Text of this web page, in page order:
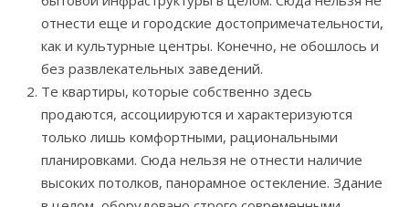
отнести еще и городские достопримечательности,
как и культурные центры. Конечно, не обошлось и
без развлекательных заведений.
Те квартиры, которые собственно здесь
продаются, ассоциируются и характеризуются
только лишь комфортными, рациональными
планировками. Сюда нельзя не отнести наличие
высоких потолков, панорамное остекление. Здание